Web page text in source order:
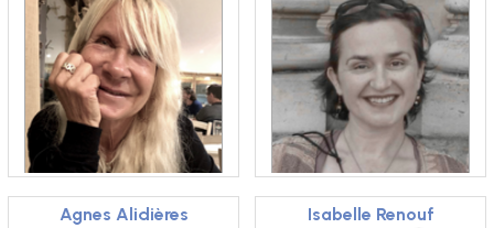
Agnes Alidières Isabelle Renouf